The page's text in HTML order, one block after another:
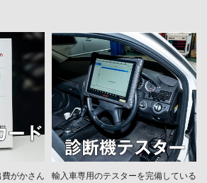
がかさん
輸入車専用のテスターを完備している